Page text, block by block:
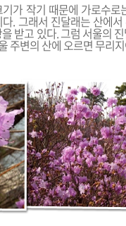
가 작기 때문에 가로수로
. 그래서 진달래는 산에
받고 있다. 그럼 서울의
주변의 산에 오르면 무리